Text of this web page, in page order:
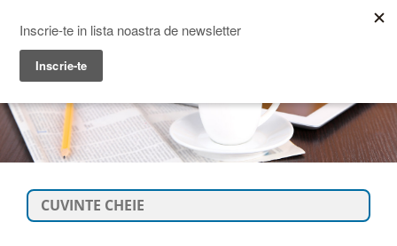
Menu
Prime Transaction